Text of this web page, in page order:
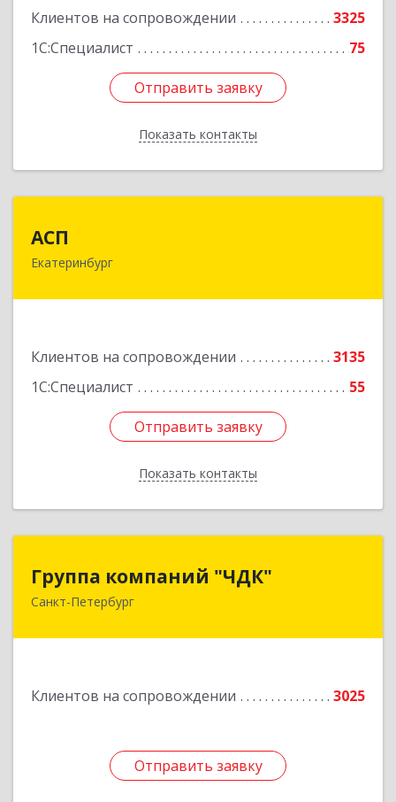
Клиентов на сопровождении
3325
1С:Специалист
75
Отправить заявку
Показать контакты
Отправить заявку
Назад
АСП
Екатеринбург
Клиентов на сопровождении
3135
1С:Специалист
55
Отправить заявку
Показать контакты
620075, Свердловская обл, Екатеринбург г,
Отправить заявку
Назад
Группа компаний "ЧДК"
Санкт-Петербург
Клиентов на сопровождении 3025
Отправить заявку
Группа компаний "ЧДК"
191119, Санкт-Петербург г, вн.тер.г.
Подробнее
Отправить заявку